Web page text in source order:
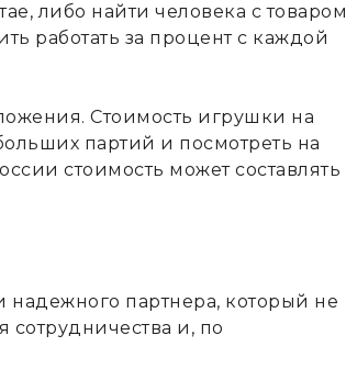
либо найти человека с товаром
работать за процент с каждой
Стоимость игрушки на
партий и посмотреть на
стоимость может составлять
надежного партнера, который не
сотрудничества и, по